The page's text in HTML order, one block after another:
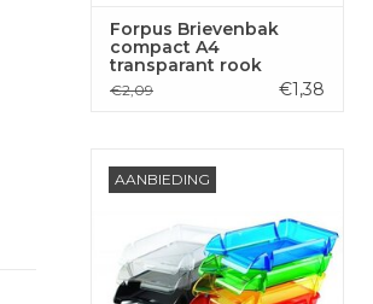
Forpus Brievenbak
compact A4
transparant rook
€2,09 €1,38
AANBIEDINGzwart
TOEVOEGEN AAN
WINKELWAGEN